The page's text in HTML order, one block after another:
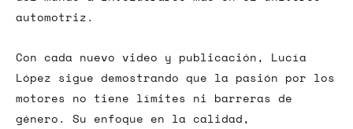
automotriz.
Con cada nuevo video y publicación, Lucía
López sigue demostrando que la pasión por los
motores no tiene límites ni barreras de
género. Su enfoque en la calidad,